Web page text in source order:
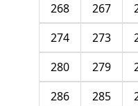
267
268
273
274
279
280
285
286